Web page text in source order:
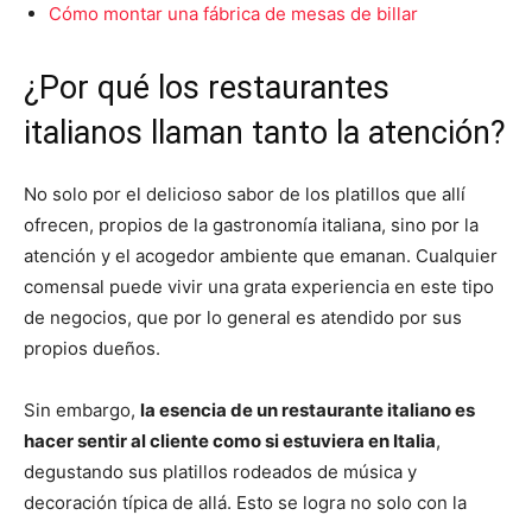
Cómo montar una fábrica de mesas de billar
¿Por qué los restaurantes
italianos llaman tanto la atención?
No solo por el delicioso sabor de los platillos que allí
ofrecen, propios de la gastronomía italiana, sino por la
atención y el acogedor ambiente que emanan. Cualquier
comensal puede vivir una grata experiencia en este tipo
de negocios, que por lo general es atendido por sus
propios dueños.
Sin embargo, la esencia de un restaurante italiano es
hacer sentir al cliente como si estuviera en Italia,
degustando sus platillos rodeados de música y
decoración típica de allá. Esto se logra no solo con la